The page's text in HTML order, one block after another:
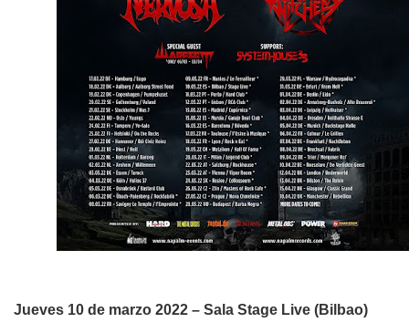
Jueves 10 de marzo 2022 – Sala Stage Live (Bilbao)